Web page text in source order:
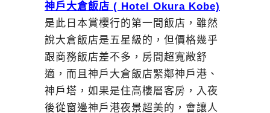
神戶大倉飯店 ( Hotel Okura Kobe)
是此日本賞櫻行的第一間飯店，雖然
說大倉飯店是五星級的，但價格幾乎
跟商務飯店差不多，房間超寬敞舒
適，而且神戶大倉飯店緊鄰神戶港、
神戶塔，如果是住高樓層客房，入夜
後從窗邊神戶港夜景超美的，會讓人